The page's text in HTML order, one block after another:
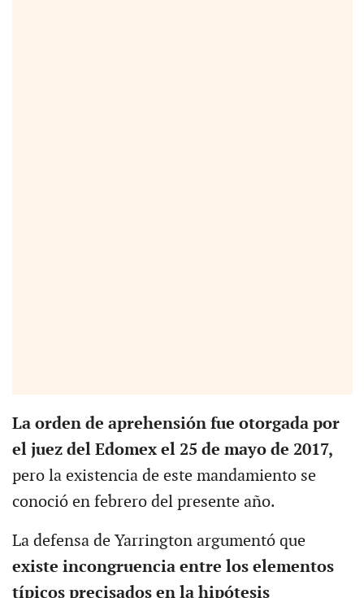
La orden de aprehensión fue otorgada por
el juez del Edomex el 25 de mayo de 2017,
pero la existencia de este mandamiento se
conoció en febrero del presente año.
La defensa de Yarrington argumentó que
existe incongruencia entre los elementos
típicos precisados en la hipótesis